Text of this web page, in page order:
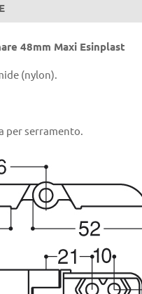
48mm Maxi Esinplast
(nylon).
per serramento.